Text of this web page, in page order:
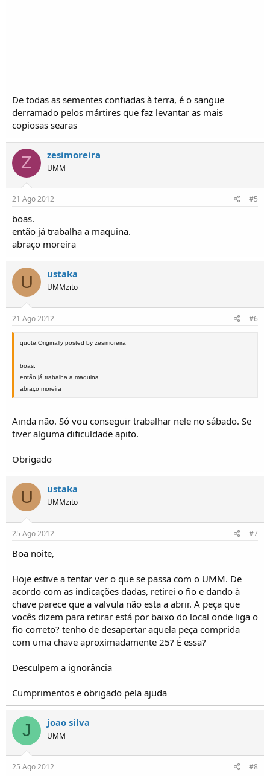
De todas as sementes confiadas à terra, é o sangue
derramado pelos mártires que faz levantar as mais
copiosas searas
Z zesimoreira
UMM
21 Ago 2012 #5
boas.
então já trabalha a maquina.
abraço moreira
U ustaka
UMMzito
21 Ago 2012 #6
quote:Originally posted by zesimoreira
boas.
então já trabalha a maquina.
abraço moreira
Ainda não. Só vou conseguir trabalhar nele no sábado. Se
tiver alguma dificuldade apito.
Obrigado
U ustaka
UMMzito
25 Ago 2012 #7
Boa noite,
Hoje estive a tentar ver o que se passa com o UMM. De
acordo com as indicações dadas, retirei o fio e dando à
chave parece que a valvula não esta a abrir. A peça que
vocês dizem para retirar está por baixo do local onde liga o
fio correto? tenho de desapertar aquela peça comprida
com uma chave aproximadamente 25? É essa?
Desculpem a ignorância
Cumprimentos e obrigado pela ajuda
J joao silva
UMM
25 Ago 2012 #8